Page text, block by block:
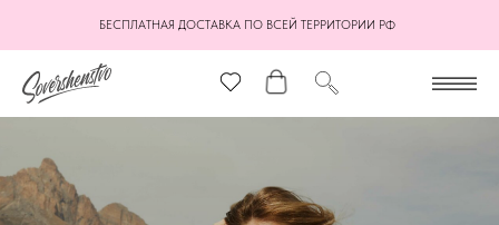
БЕСПЛАТНАЯ ДОСТАВКА ПО ВСЕЙ ТЕРРИТОРИИ РФ